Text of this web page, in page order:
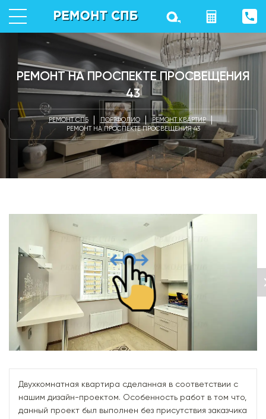
РЕМОНТ НА ПРОСПЕКТЕ ПРОСВЕЩЕНИЯ
43
РЕМОНТ СПБ ПОРТФОЛИО
РЕМОНТ КВАРТИР
РЕМОНТ НА ПРОСПЕКТЕ ПРОСВЕЩЕНИЯ 43
Двухкомнатная квартира сделанная в соответствии с
нашим дизайн-проектом. Особенность работ в том что,
данный проект был выполнен без присутствия заказчика